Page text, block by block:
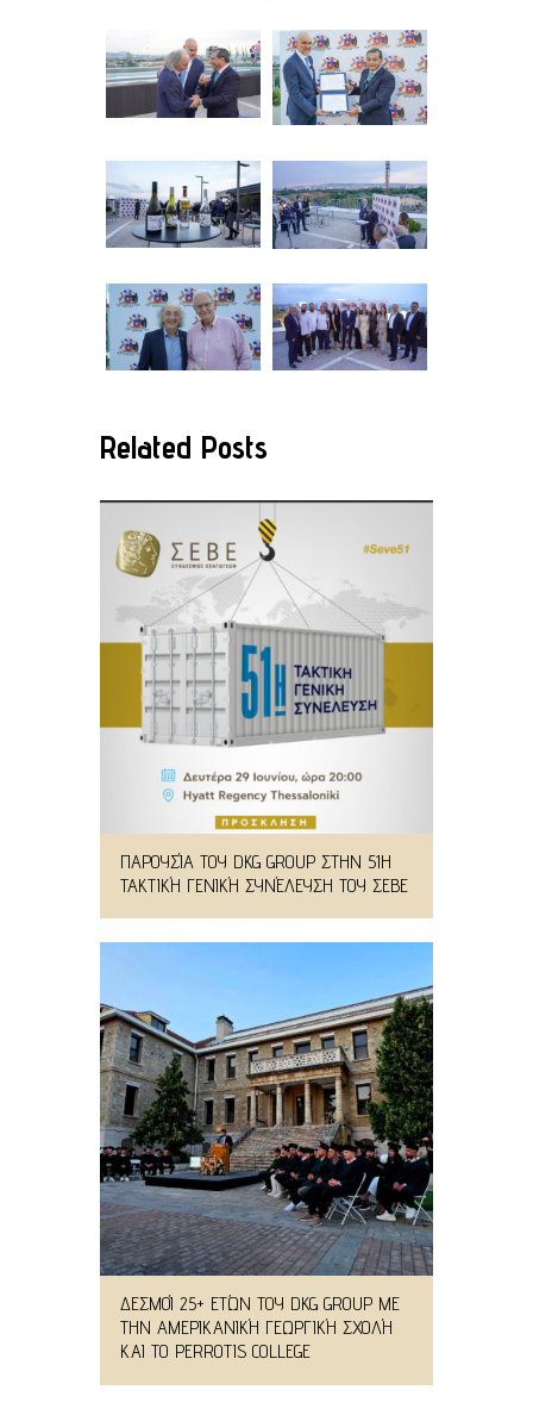
Related Posts
ΠΑΡΟΥΣΊΑ ΤΟΥ DKG GROUP ΣΤΗΝ 51Η
ΤΑΚΤΙΚΉ ΓΕΝΙΚΉ ΣΥΝΈΛΕΥΣΗ ΤΟΥ ΣΕΒΕ
ΔΕΣΜΟΊ 25+ ΕΤΏΝ ΤΟΥ DKG GROUP ΜΕ
ΤΗΝ ΑΜΕΡΙΚΑΝΙΚΉ ΓΕΩΡΓΙΚΉ ΣΧΟΛΉ
ΚΑΙ ΤΟ PERROTIS COLLEGE